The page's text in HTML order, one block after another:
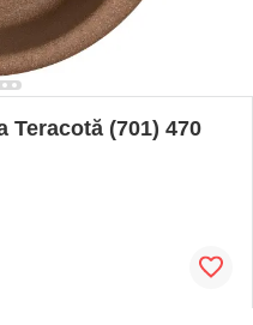
Teracotă (701) 470